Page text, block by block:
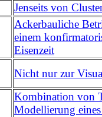
Jenseits von
Ackerbauliche
einem
Eisenzeit
Nicht nur zur
Kombination von
Modellierung